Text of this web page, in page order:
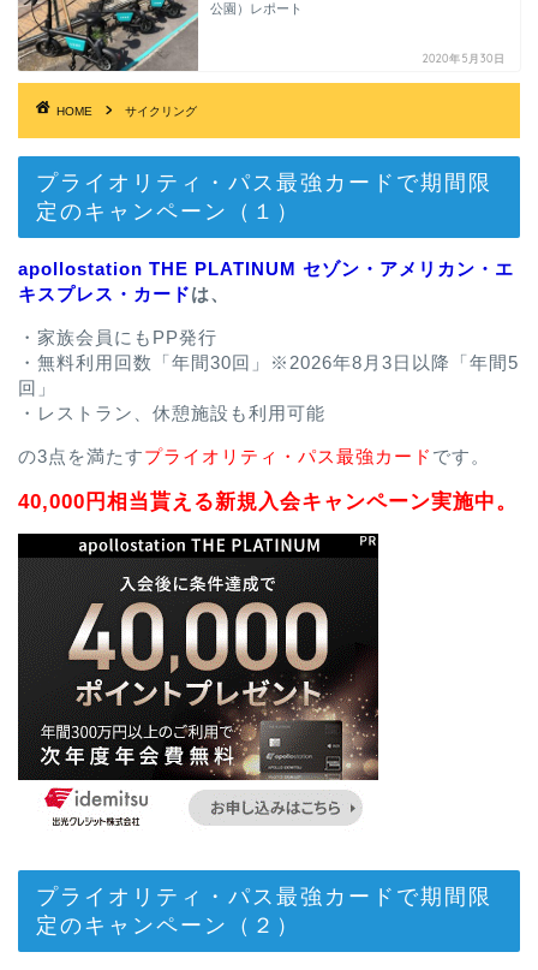
公園）レポート
2020年5月30日
HOME サイクリング
プライオリティ・パス最強カードで期間限
定のキャンペーン（１）
apollostation THE PLATINUM セゾン・アメリカン・エ
キスプレス・カードは、
・家族会員にもPP発行
・無料利用回数「年間30回」※2026年8月3日以降「年間5
回」
・レストラン、休憩施設も利用可能
の3点を満たすプライオリティ・パス最強カード です。
40,000円相当貰える新規入会キャンペーン実施中。
プライオリティ・パス最強カードで期間限
定のキャンペーン（２）